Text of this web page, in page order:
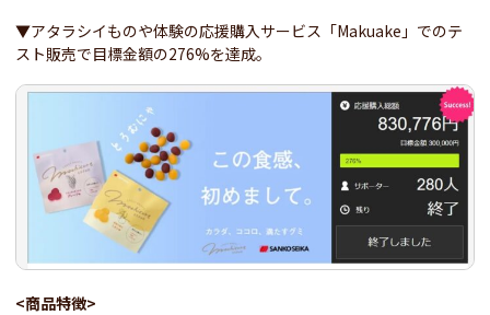
▼アタラシイものや体験の応援購入サービス「Makuake」でのテ
スト販売で目標金額の276%を達成。
<商品特徴>